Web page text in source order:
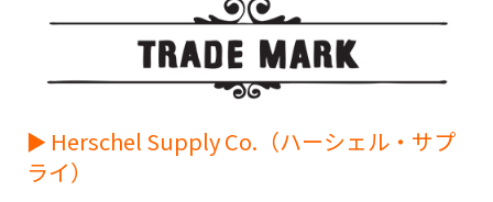
► Herschel Supply Co.（ハーシェル・サプ
ライ）